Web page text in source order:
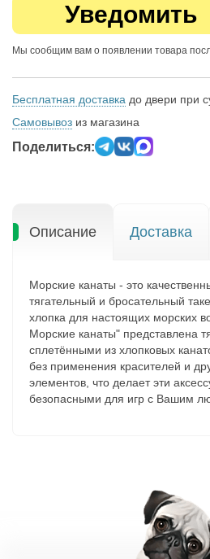
Уведомить
Мы сообщим вам о появлении товара
Бесплатная доставка до двери при
Самовывоз из магазина
Поделиться:
Описание Доставка
Морские канаты - это
тягательный и бросательный
хлопка для настоящих морских
Морские канаты" представлена
сплетёнными из хлопковых
без применения красителей и
элементов, что делает эти
безопасными для игр с Вашим